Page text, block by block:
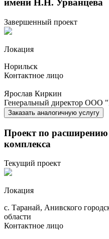
имени Н.Н. Урванцева
Завершенный проект
Локация
Норильск
Контактное лицо
Ярослав Киркин
Генеральный директор ООО
Заказать аналогичную услугу
Проект по расширению
комплекса
Текущий проект
Локация
с. Таранай, Анивского
области
Контактное лицо